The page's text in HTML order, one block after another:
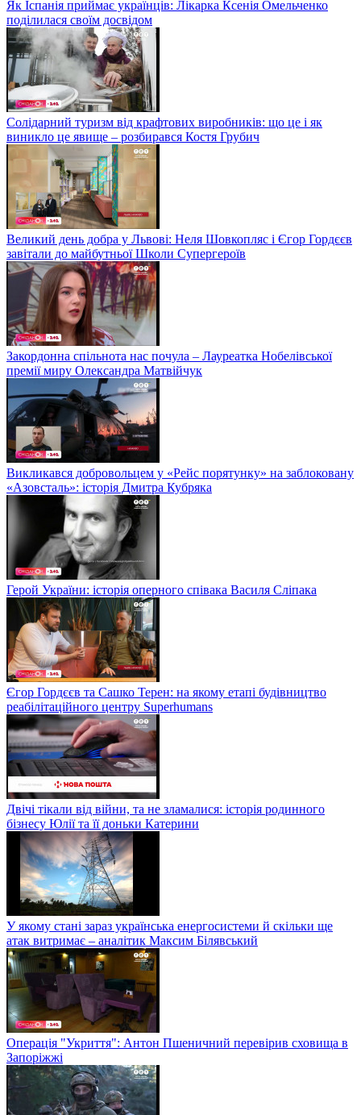
Як Іспанія приймає українців: Лікарка Ксенія Омельченко
поділилася своїм досвідом
Солідарний туризм від крафтових виробників: що це і як
виникло це явище – розбирався Костя Грубич
Великий день добра у Львові: Неля Шовкопляс і Єгор Гордєєв
завітали до майбутньої Школи Супергероїв
Закордонна спільнота нас почула – Лауреатка Нобелівської
премії миру Олександра Матвійчук
Викликався добровольцем у «Рейс порятунку» на заблоковану
«Азовсталь»: історія Дмитра Кубряка
Герой України: історія оперного співака Василя Сліпака
Єгор Гордєєв та Сашко Терен: на якому етапі будівництво
реабілітаційного центру Superhumans
Двічі тікали від війни, та не зламалися: історія родинного
бізнесу Юлії та її доньки Катерини
У якому стані зараз українська енергосистеми й скільки ще
атак витримає – аналітик Максим Білявський
Операція "Укриття": Антон Пшеничний перевірив сховища в
Запоріжжі